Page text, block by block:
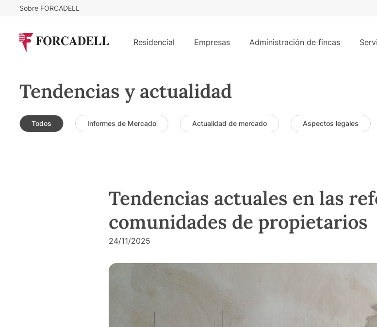
Sobre FORCADELL
Residencial Empresas Administración de fincas
Tendencias y actualidad
Todos Informes de Mercado Actualidad de mercado Aspectos legales
Tendencias actuales en las
comunidades de propietarios
24/11/2025